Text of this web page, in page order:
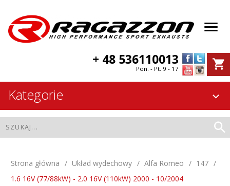
+ 48 536110013
Pon. - Pt. 9 - 17
Kategorie
Strona główna Układ wydechowy Alfa Romeo
147
1.6 16V (77/88kW) - 2.0 16V (110kW) 2000 - 10/2004